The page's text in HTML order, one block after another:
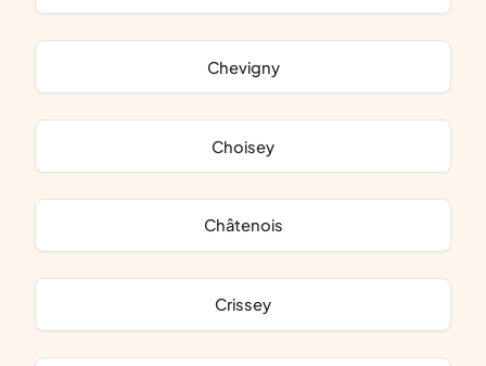
Chevigny
Choisey
Châtenois
Crissey